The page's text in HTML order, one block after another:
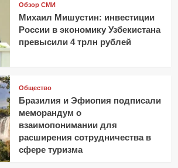
Обзор СМИ
Михаил Мишустин: инвестиции
России в экономику Узбекистана
превысили 4 трлн рублей
Общество
Бразилия и Эфиопия подписали
меморандум о
взаимопонимании для
расширения сотрудничества в
сфере туризма